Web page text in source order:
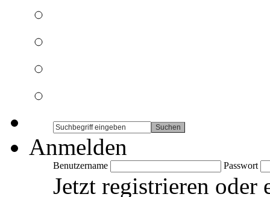
Anmelden
Benutzername Passwort
Jetzt registrieren